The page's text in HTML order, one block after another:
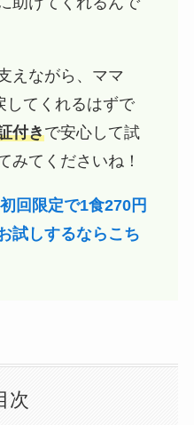
えながら、ママ
してくれるはずで
付きで安心して試
みてくださいね！
初回限定で1食270円
試しするならこち
次